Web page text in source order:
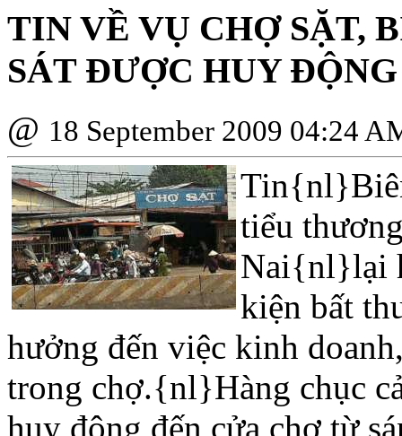
TIN VỀ VỤ CHỢ SẶT,
SÁT ÐƯỢC HUY
@ 18 September 2009 04:24
tiểu
Nai{nl}lại
kiện bất
hưởng đến việc kinh
trong chợ.{nl}Hàng chục
huy động đến cửa chợ từ